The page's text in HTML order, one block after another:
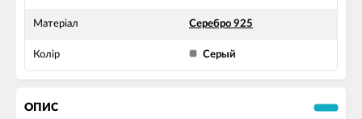
Матеріал Серебро 925
Колір Серый
ОПИС